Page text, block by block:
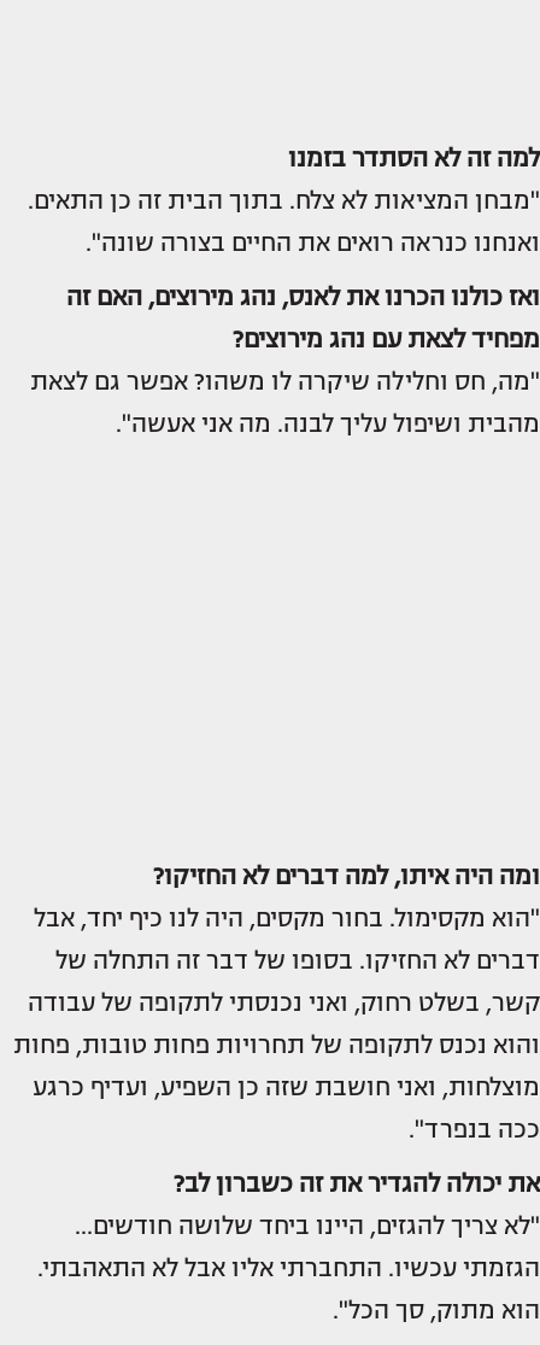
למה זה לא הסתדר בזמנו
"מבחן המציאות לא צלח. בתוך הבית זה כן התאים.
ואנחנו כנראה רואים את החיים בצורה שונה".
ואז כולנו הכרנו את לאנס, נהג מירוצים, האם זה
מפחיד לצאת עם נהג מירוצים?
"מה, חס וחלילה שיקרה לו משהו? אפשר גם לצאת
מהבית ושיפול עליך לבנה. מה אני אעשה".
ומה היה איתו, למה דברים לא החזיקו?
"הוא מקסימול. בחור מקסים, היה לנו כיף יחד, אבל
דברים לא החזיקו. בסופו של דבר זה התחלה של
קשר, בשלט רחוק, ואני נכנסתי לתקופה של עבודה
והוא נכנס לתקופה של תחרויות פחות טובות, פחות
מוצלחות, ואני חושבת שזה כן השפיע, ועדיף כרגע
ככה בנפרד".
את יכולה להגדיר את זה כשברון לב?
"לא צריך להגזים, היינו ביחד שלושה חודשים...
הגזמתי עכשיו. התחברתי אליו אבל לא התאהבתי.
הוא מתוק, סך הכל".